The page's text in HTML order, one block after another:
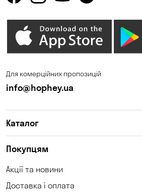
Для комерційних пропозицій
info@hophey.ua
Каталог
Покупцям
Акції та новини
Доставка і оплата